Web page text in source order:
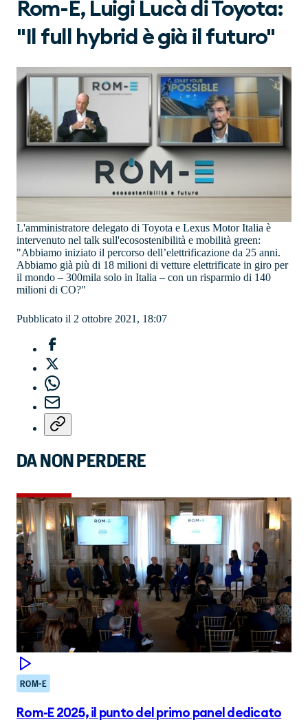
Rom-E, Luigi Lucà di Toyota:
"Il full hybrid è già il futuro"
L'amministratore delegato di Toyota e Lexus Motor Italia è
intervenuto nel talk sull'ecosostenibilità e mobilità green:
"Abbiamo iniziato il percorso dell’elettrificazione da 25 anni.
Abbiamo già più di 18 milioni di vetture elettrificate in giro per
il mondo – 300mila solo in Italia – con un risparmio di 140
milioni di CO?"
Pubblicato il 2 ottobre 2021, 18:07
DA NON PERDERE
ROM-E
Rom-E 2025, il punto del primo panel dedicato